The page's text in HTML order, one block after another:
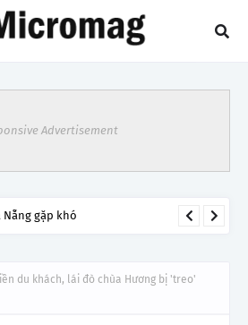
Advertisement
Nẵng gặp khó
du khách, lái đò chùa Hương bị 'treo'